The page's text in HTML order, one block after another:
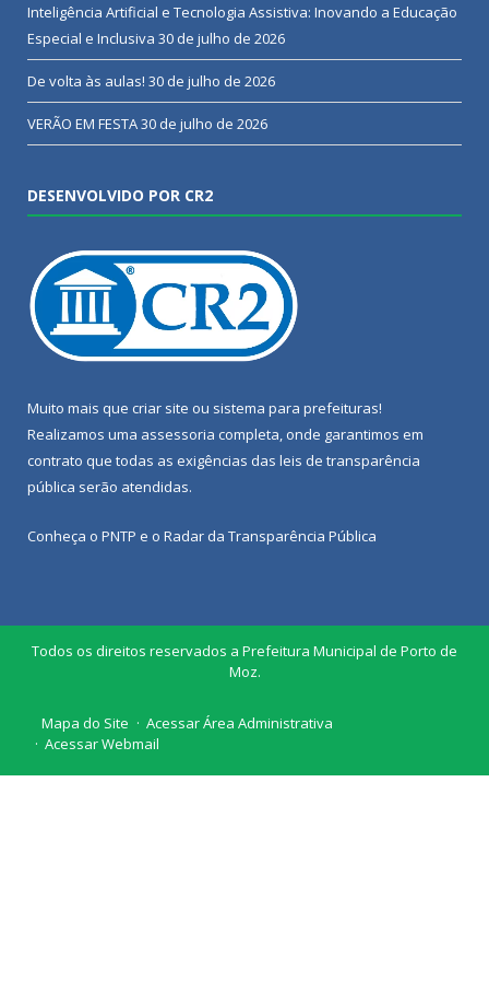
Inteligência Artificial e Tecnologia Assistiva: Inovando a Educação
Especial e Inclusiva 30 de julho de 2026
De volta às aulas! 30 de julho de 2026
VERÃO EM FESTA30 de julho de 2026
DESENVOLVIDO POR CR2
Muito mais que criar site ou sistema para prefeituras!
Realizamos uma assessoria completa, onde garantimos em
contrato que todas as exigências das leis de transparência
pública serão atendidas.
Conheça o PNTP e o Radar da Transparência Pública
Todos os direitos reservados a Prefeitura Municipal de Porto de
Moz.
Mapa do Site
Acessar Área Administrativa
Acessar Webmail